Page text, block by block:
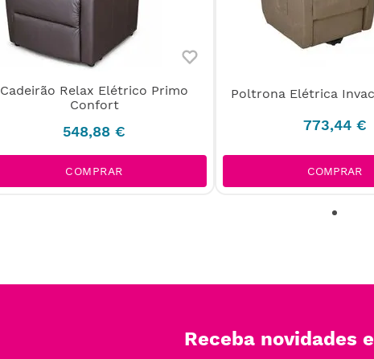
Cadeirão Relax Elétrico Primo
Confort
548,88 €
COMPRAR
Poltrona Elétrica
773,44 €
COMPRAR
Receba novidades